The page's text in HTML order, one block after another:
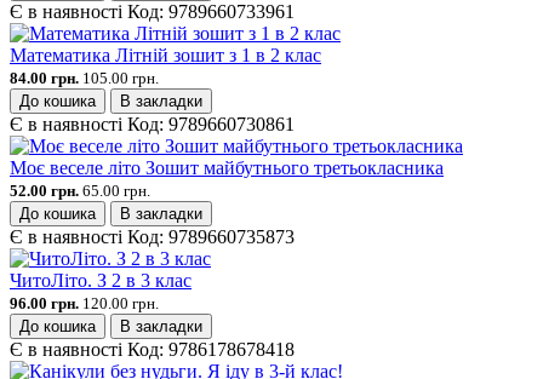
Є в наявності Код: 9789660733961
Математика Літній зошит з 1 в 2 клас
84.00 грн. 105.00 грн.
До кошика
В закладки
Є в наявності Код: 9789660730861
Моє веселе літо Зошит майбутнього третьокласника
52.00 грн. 65.00 грн.
До кошика
В закладки
Є в наявності Код: 9789660735873
ЧитоЛіто. З 2 в 3 клас
96.00 грн. 120.00 грн.
До кошика
В закладки
Є в наявності Код: 9786178678418